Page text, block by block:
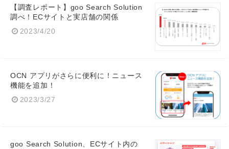
【調査レポート】goo Search Solution
調べ！ECサイトと実店舗の関係
2023/4/20
OCN アプリがさらに便利に！ニュース
機能を追加！
2023/3/27
goo Search Solution、ECサイト内の